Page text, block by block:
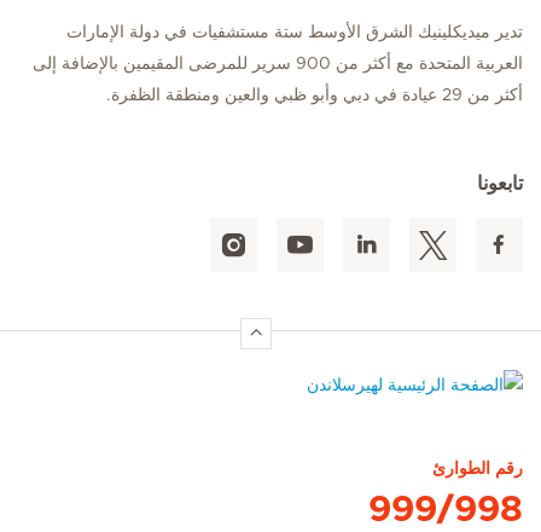
تدير ميديكلينيك الشرق الأوسط ستة مستشفيات في دولة الإمارات
العربية المتحدة مع أكثر من 900 سرير للمرضى المقيمين بالإضافة إلى
أكثر من 29 عيادة في دبي وأبو ظبي والعين ومنطقة الظفرة.
تابعونا
رقم الطوارئ
999/998